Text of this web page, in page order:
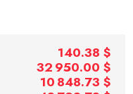
140.38 $
32 950.00 $
10 848.73 $